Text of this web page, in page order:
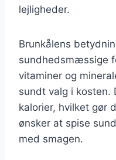
lejligheder.
Brunkålens
sundhedsmæssige
vitaminer og
sundt valg i kosten.
kalorier, hvilket gør
ønsker at spise
med smagen.